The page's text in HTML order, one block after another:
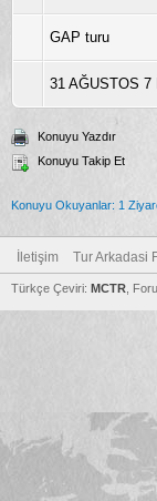
GAP turu
31 AĞUSTOS 7
Konuyu Yazdır
Konuyu Takip Et
Konuyu Okuyanlar: 1
İletişim Tur Arkadasi
Türkçe Çeviri: MCTR ,